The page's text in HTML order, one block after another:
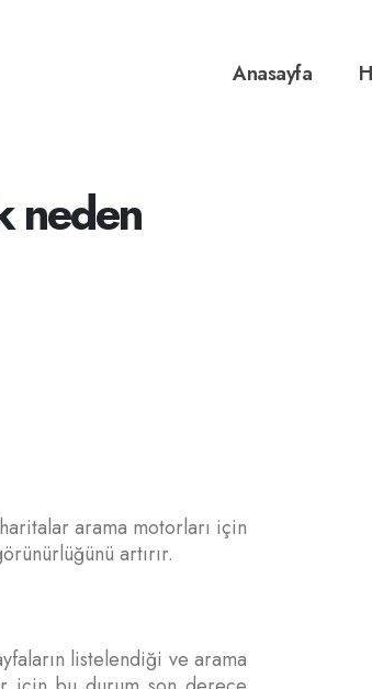
Anasayfa
neden
arama motorları için
artırır.
listelendiği ve arama